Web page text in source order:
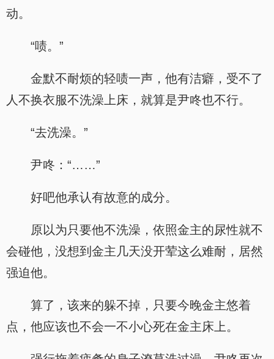
动。
“啧。”
金默不耐烦的轻啧一声，他有洁癖，受不了
人不换衣服不洗澡上床，就算是尹咚也不行。
“去洗澡。”
尹咚：“……”
好吧他承认有故意的成分。
原以为只要他不洗澡，依照金主的尿性就不
会碰他，没想到金主几天没开荤这么难耐，居然
强迫他。
算了，该来的躲不掉，只要今晚金主悠着
点，他应该也不会一不小心死在金主床上。